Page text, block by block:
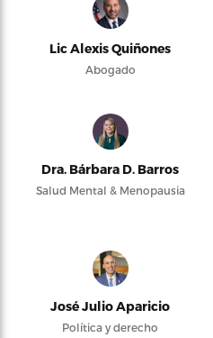
Lic Alexis Quiñones
Abogado
Dra. Bárbara D. Barros
Salud Mental & Menopausia
José Julio Aparicio
Política y derecho